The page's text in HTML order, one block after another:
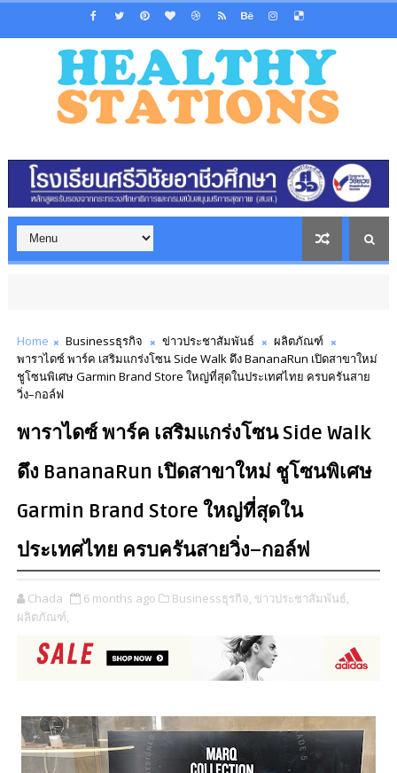
Home Businessธุรกิจ ข่าวประชาสัมพันธ์
ผลิตภัณฑ์
พาราไดซ์ พาร์ค เสริมแกร่งโซน Side Walk ดึง BananaRun เปิดสาขาใหม่
ชูโซนพิเศษ Garmin Brand Store ใหญ่ที่สุดในประเทศไทย ครบครันสาย
วิ่ง–กอล์ฟ
พาราไดซ์ พาร์ค เสริมแกร่งโซน Side Walk
ดึง BananaRun เปิดสาขาใหม่ ชูโซนพิเศษ
Garmin Brand Store ใหญ่ที่สุดใน
ประเทศไทย ครบครันสายวิ่ง–กอล์ฟ
Chada 6 months ago Businessธุรกิจ, ข่าวประชาสัมพันธ์,
ผลิตภัณฑ์,